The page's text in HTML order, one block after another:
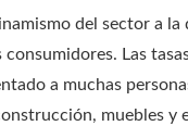
del sector a
Las
a muchas
muebles y